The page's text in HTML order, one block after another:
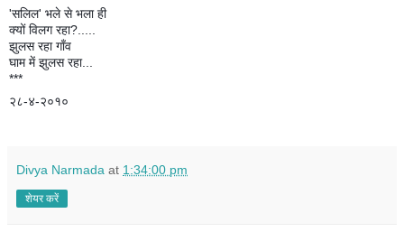
'सलिल' भले से भला ही
क्यों विलग रहा?.....
झुलस रहा गाँव
घाम में झुलस रहा...
***
२८-४-२०१०
Divya Narmada at 1:34:00 pm
शेयर करें